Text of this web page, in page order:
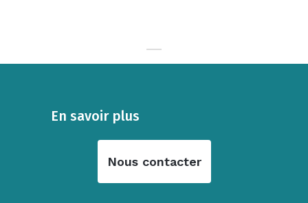
En savoir plus
Nous contacter